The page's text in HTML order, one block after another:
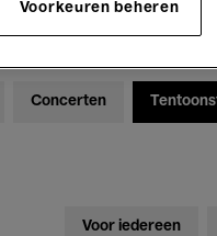
Concerten
Voor iedereen
Voorkeuren beheren